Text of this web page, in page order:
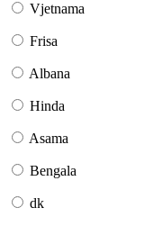
Vjetnama
Frisa
Albana
Hinda
Asama
Bengala
dk